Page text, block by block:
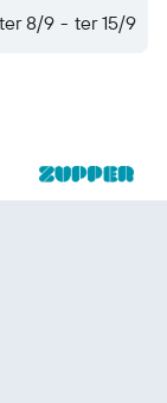
ter 8/9 - ter 15/9